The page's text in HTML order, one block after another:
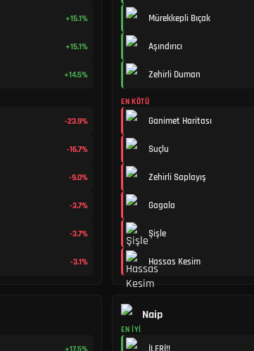
+15.1%
+15.1%
+14.5%
-23.9%
-16.7%
-9.0%
-3.7%
-3.7%
-3.1%
Mürekkepli Bıçak
Aşındırıcı
Zehirli Duman
EN KÖTÜ
Ganimet Haritası
Suçlu
Zehirli Saplayış
Gagala
Şişle
Hassas Kesim
Naip
EN İYI